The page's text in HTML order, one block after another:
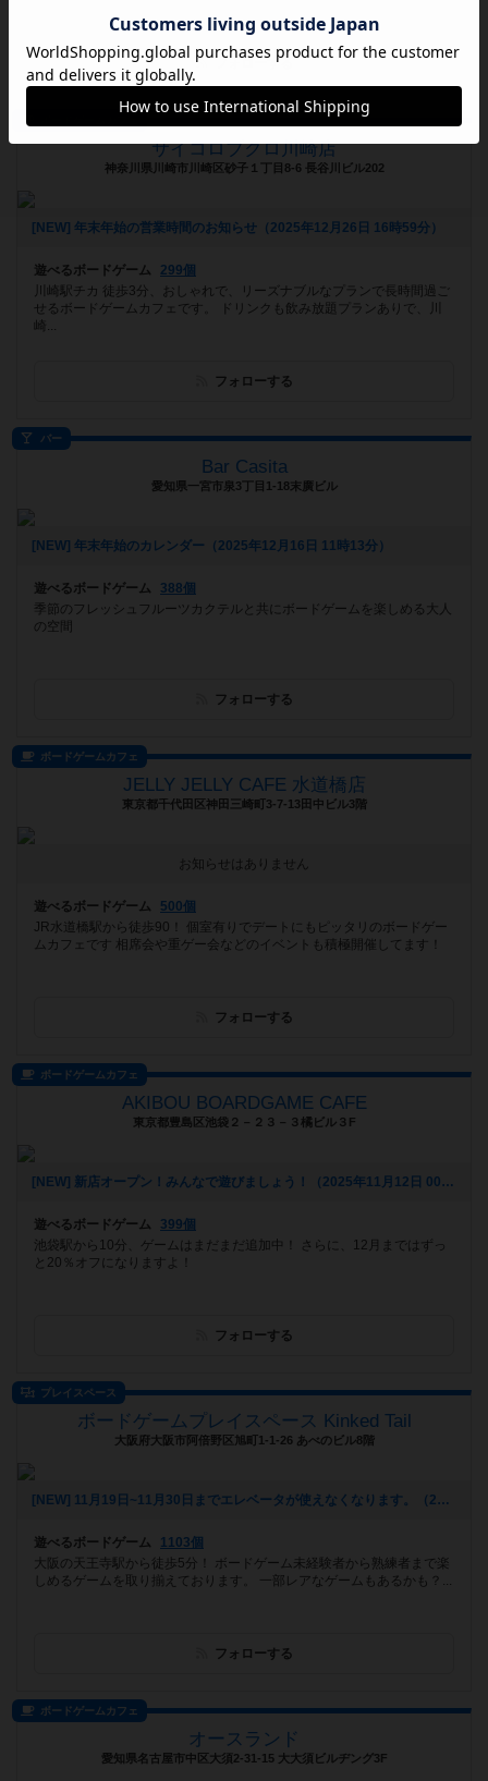
フォローする
サイコロブクロ川崎店
神奈川県川崎市川崎区砂子１丁目8-6 長谷川ビル202
[NEW] 年末年始の営業時間のお知らせ（2025年12月26日 16時59分）
遊べるボードゲーム
299個
川崎駅チカ 徒歩3分、おしゃれで、リーズナブルなプランで長時間過ご
せるボードゲームカフェです。 ドリンクも飲み放題プランありで、川
崎...
フォローする
バー
Bar Casita
愛知県一宮市泉3丁目1-18末廣ビル
[NEW] 年末年始のカレンダー（2025年12月16日 11時13分）
遊べるボードゲーム
388個
季節のフレッシュフルーツカクテルと共にボードゲームを楽しめる大人
の空間
フォローする
ボードゲームカフェ
JELLY JELLY CAFE 水道橋店
東京都千代田区神田三崎町3-7-13田中ビル3階
お知らせはありません
遊べるボードゲーム
500個
JR水道橋駅から徒歩90！ 個室有りでデートにもピッタリのボードゲー
ムカフェです 相席会や重ゲー会などのイベントも積極開催してます！
フォローする
ボードゲームカフェ
AKIBOU BOARDGAME CAFE
東京都豊島区池袋２－２３－３橘ビル３F
[NEW] 新店オープン！みんなで遊びましょう！（2025年11月12日 00時22分）
遊べるボードゲーム
399個
池袋駅から10分、ゲームはまだまだ追加中！ さらに、12月まではずっ
と20％オフになりますよ！
フォローする
プレイスペース
ボードゲームプレイスペース Kinked Tail
大阪府大阪市阿倍野区旭町1-1-26 あべのビル8階
[NEW] 11月19日~11月30日までエレベータが使えなくなります。（2025年10月20日 16時13分）
遊べるボードゲーム
1103個
大阪の天王寺駅から徒歩5分！ ボードゲーム未経験者から熟練者まで楽
しめるゲームを取り揃えております。 一部レアなゲームもあるかも？...
フォローする
ボードゲームカフェ
オースランド
愛知県名古屋市中区大須2-31-15 大大須ビルヂング3F